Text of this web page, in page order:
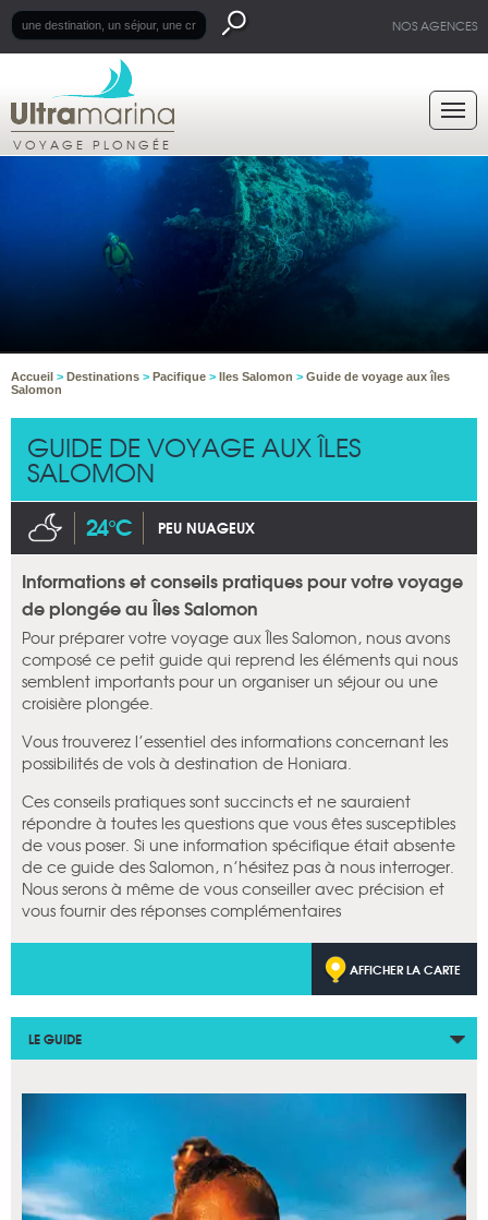
NOS AGENCES
VOYAGE PLONGÉE
Accueil > Destinations > Pacifique > Iles Salomon > Guide de voyage aux îles
Salomon
GUIDE DE VOYAGE AUX ÎLES
SALOMON
24°C PEU NUAGEUX
Informations et conseils pratiques pour votre voyage
de plongée au Îles Salomon
Pour préparer votre voyage aux Îles Salomon, nous avons
composé ce petit guide qui reprend les éléments qui nous
semblent importants pour un organiser un séjour ou une
croisière plongée.
Vous trouverez l’essentiel des informations concernant les
possibilités de vols à destination de Honiara.
Ces conseils pratiques sont succincts et ne sauraient
répondre à toutes les questions que vous êtes susceptibles
de vous poser. Si une information spécifique était absente
de ce guide des Salomon, n’hésitez pas à nous interroger.
Nous serons à même de vous conseiller avec précision et
vous fournir des réponses complémentaires
AFFICHER LA CARTE
LE GUIDE